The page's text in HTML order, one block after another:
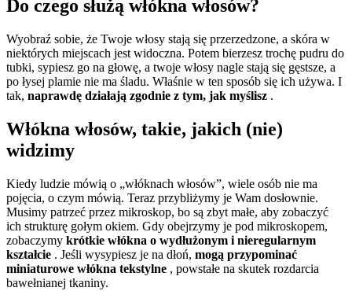
Do czego służą włókna włosów?
Wyobraź sobie, że Twoje włosy stają się przerzedzone, a skóra w
niektórych miejscach jest widoczna. Potem bierzesz trochę pudru do
tubki, sypiesz go na głowę, a twoje włosy nagle stają się gęstsze, a
po łysej plamie nie ma śladu. Właśnie w ten sposób się ich używa. I
tak, naprawdę działają zgodnie z tym, jak myślisz .
Włókna włosów, takie, jakich (nie)
widzimy
Kiedy ludzie mówią o „włóknach włosów”, wiele osób nie ma
pojęcia, o czym mówią. Teraz przybliżymy je Wam dosłownie.
Musimy patrzeć przez mikroskop, bo są zbyt małe, aby zobaczyć
ich strukturę gołym okiem. Gdy obejrzymy je pod mikroskopem,
zobaczymy krótkie włókna o wydłużonym i nieregularnym
kształcie . Jeśli wysypiesz je na dłoń, mogą przypominać
miniaturowe włókna tekstylne , powstałe na skutek rozdarcia
bawełnianej tkaniny.